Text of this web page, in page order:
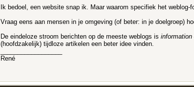
Ik bedoel, een website snap ik. Maar waarom specifiek het
Vraag eens aan mensen in je omgeving (of beter: in je doelgroep)
De eindeloze stroom berichten op de meeste weblogs is information
(hoofdzakelijk) tijdloze artikelen een beter idee vinden.
René